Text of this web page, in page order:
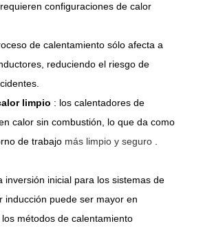
configuraciones de calor
de calentamiento sólo afecta a
reduciendo el riesgo de
limpio : los calentadores de
calor sin combustión, lo que da como
de trabajo más limpio y seguro .
inversión inicial para los sistemas de
inducción puede ser mayor en
métodos de calentamiento